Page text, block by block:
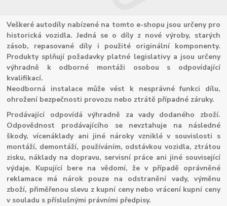
Veškeré autodíly nabízené na tomto e-shopu jsou určeny pro
historická vozidla. Jedná se o díly z nové výroby, starých
zásob, repasované díly i použité originální komponenty.
Produkty splňují požadavky platné legislativy a jsou určeny
výhradně k odborné montáži osobou s odpovídající
kvalifikací.
Neodborná instalace může vést k nesprávné funkci dílu,
ohrožení bezpečnosti provozu nebo ztrátě případné záruky.
Prodávající odpovídá výhradně za vady dodaného zboží.
Odpovědnost prodávajícího se nevztahuje na následné
škody, vícenáklady ani jiné nároky vzniklé v souvislosti s
montáží, demontáží, používáním, odstávkou vozidla, ztrátou
zisku, náklady na dopravu, servisní práce ani jiné související
výdaje. Kupující bere na vědomí, že v případě oprávněné
reklamace má nárok pouze na odstranění vady, výměnu
zboží, přiměřenou slevu z kupní ceny nebo vrácení kupní ceny
v souladu s příslušnými právními předpisy.